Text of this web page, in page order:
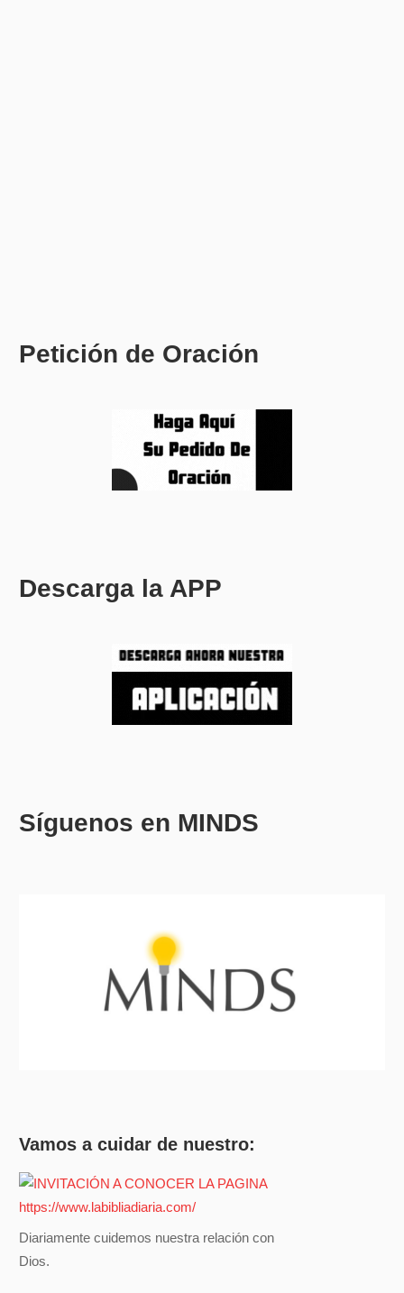
Petición de Oración
Descarga la APP
Síguenos en MINDS
Vamos a cuidar de nuestro:
Diariamente cuidemos nuestra relación con
Dios.